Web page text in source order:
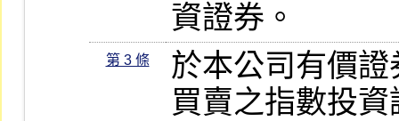
資證券。
第 3 條
於本公司有價
買賣之指數投